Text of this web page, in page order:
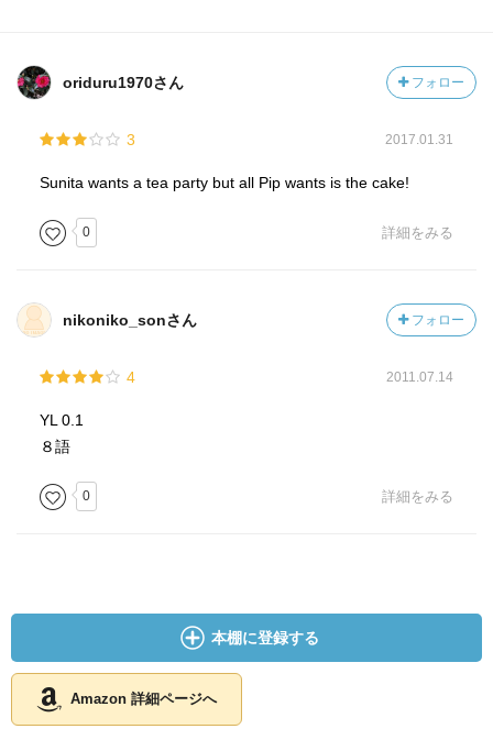
oriduru1970さん フォロー
3 2017.01.31
Sunita wants a tea party but all Pip wants is the cake!
0 詳細をみる
nikoniko_sonさん フォロー
4 2011.07.14
YL 0.1
８語
0 詳細をみる
本棚に登録する
Amazon 詳細ページへ